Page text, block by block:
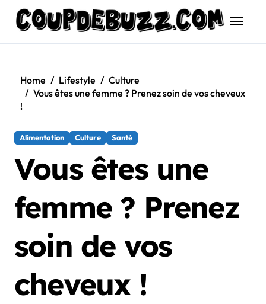
content
Home Lifestyle
Culture
Vous êtes une femme ? Prenez soin de vos cheveux
!
Alimentation Culture Santé
Vous êtes une
femme ? Prenez
soin de vos
cheveux !